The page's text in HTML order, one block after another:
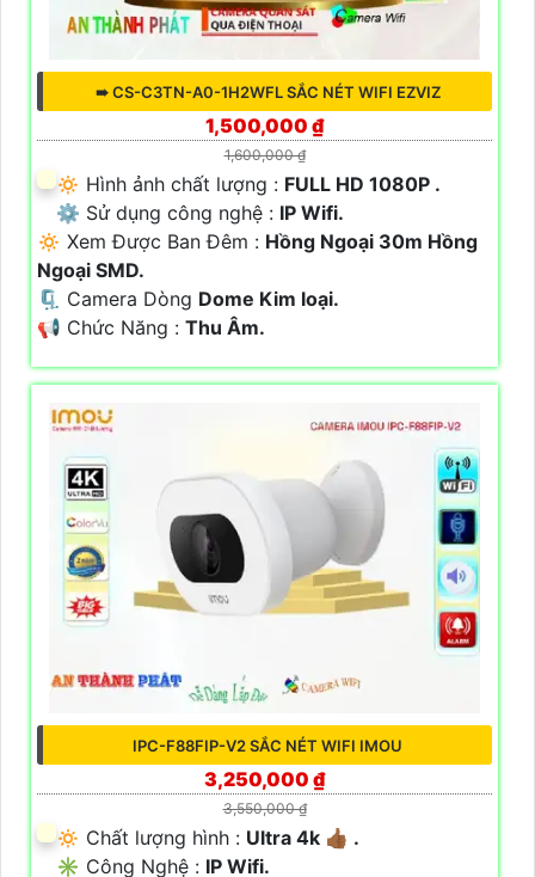
➠ CS-C3TN-A0-1H2WFL SẮC NÉT WIFI EZVIZ
1,500,000 ₫
1,600,000 ₫
🔅 Hình ảnh chất lượng : FULL HD 1080P .
⚙ Sử dụng công nghệ : IP Wifi.
🔅 Xem Được Ban Đêm : Hồng Ngoại 30m Hồng
Ngoại SMD.
🗜️ Camera Dòng Dome Kim loại.
️📢 Chức Năng : Thu Âm.
IPC-F88FIP-V2 SẮC NÉT WIFI IMOU
3,250,000 ₫
3,550,000 ₫
🔅 Chất lượng hình : Ultra 4k 👍🏾 .
✳️ Công Nghệ : IP Wifi.